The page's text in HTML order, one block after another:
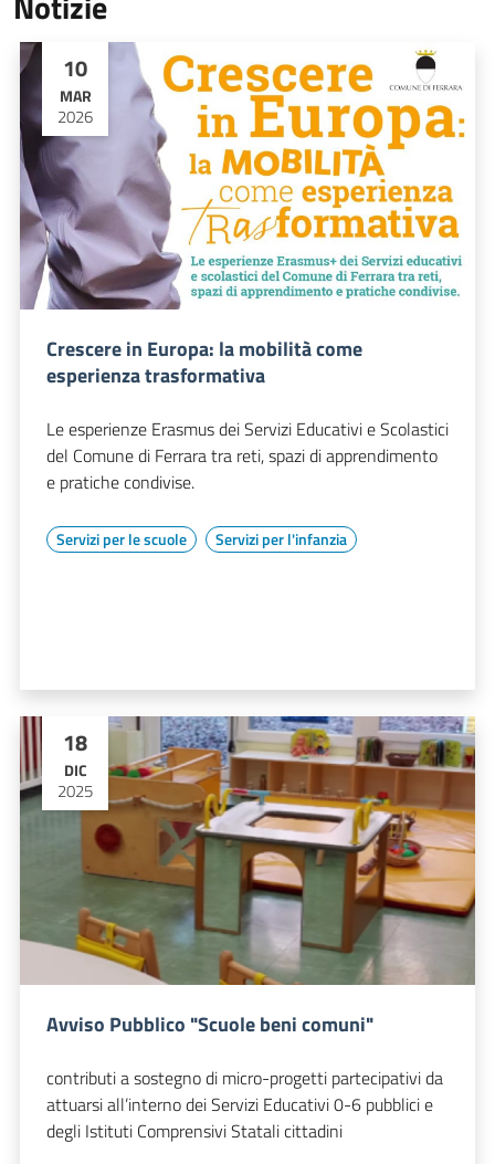
10
MAR
2026
Crescere in Europa: la mobilità come
esperienza trasformativa
Le esperienze Erasmus dei Servizi Educativi e Scolastici
del Comune di Ferrara tra reti, spazi di apprendimento
e pratiche condivise.
Servizi per le scuole Servizi per l'infanzia
18
DIC
2025
Avviso Pubblico "Scuole beni comuni"
contributi a sostegno di micro-progetti partecipativi da
attuarsi all’interno dei Servizi Educativi 0-6 pubblici e
degli Istituti Comprensivi Statali cittadini